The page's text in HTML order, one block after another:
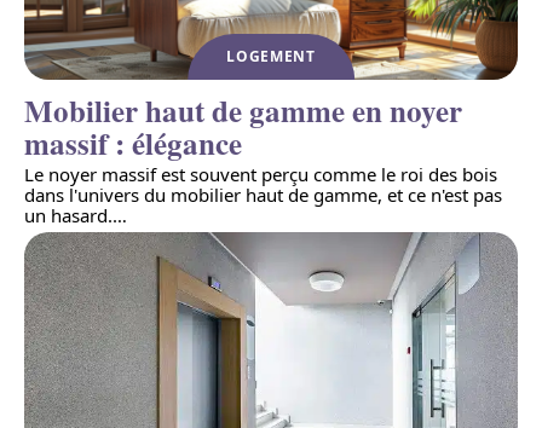
LOGEMENT
Mobilier haut de gamme en noyer
massif : élégance
Le noyer massif est souvent perçu comme le roi des bois
dans l'univers du mobilier haut de gamme, et ce n'est pas
un hasard.…